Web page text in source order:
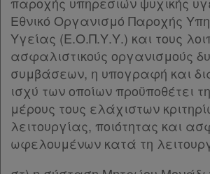
Εθνικό Οργανισμό Παροχής
Υγείας (Ε.Ο.Π.Υ.Υ.) και τους
ασφαλιστικούς οργανισμούς
συμβάσεων, η υπογραφή και
ισχύ των οποίων προϋποθέτει
μέρους τους ελάχιστων
λειτουργίας, ποιότητας και
ωφελουμένων κατά τη